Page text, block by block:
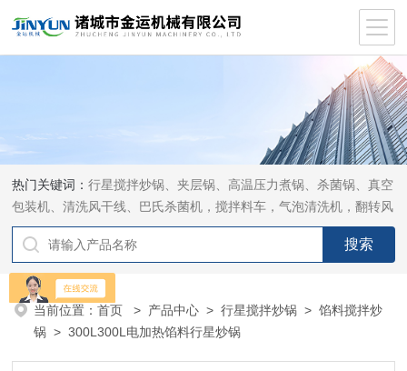
热门关键词：行星搅拌炒锅、夹层锅、高温压力煮锅、杀菌锅、真空
包装机、清洗风干线、巴氏杀菌机，搅拌料车，气泡清洗机，翻转风
干机
当前位置：首页 > 产品中心 >行星搅拌炒锅 >馅料搅拌炒
锅 > 300L300L电加热馅料行星炒锅